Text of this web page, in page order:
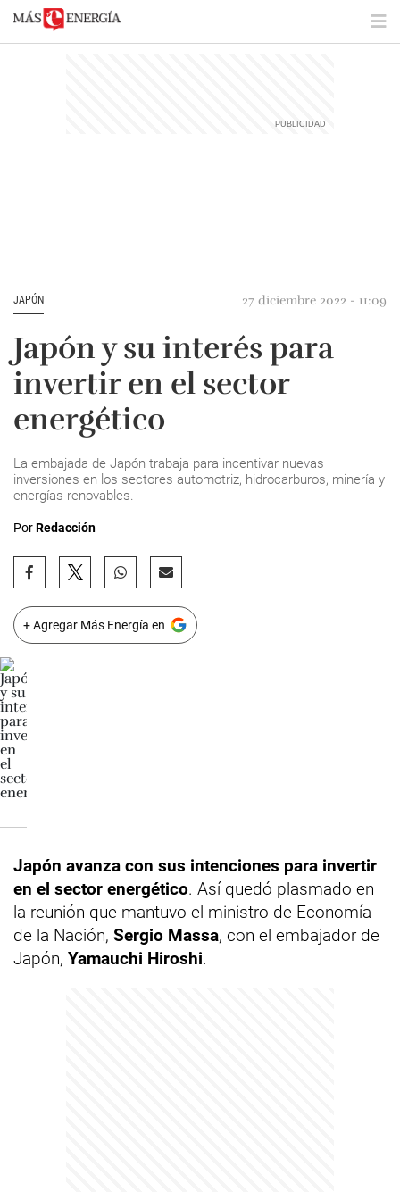
JAPÓN 27 diciembre 2022 - 11:09
Japón y su interés para
invertir en el sector
energético
La embajada de Japón trabaja para incentivar nuevas
inversiones en los sectores automotriz, hidrocarburos, minería y
energías renovables.
PorRedacción
+ Agregar Más Energía en
Japón avanza con sus intenciones para invertir
en el sector energético. Así quedó plasmado en
la reunión que mantuvo el ministro de Economía
de la Nación, Sergio Massa, con el embajador de
Japón, Yamauchi Hiroshi.